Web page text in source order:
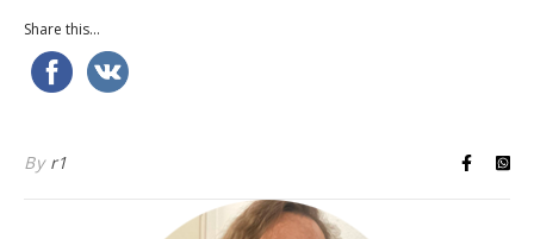
Share this...
By r1